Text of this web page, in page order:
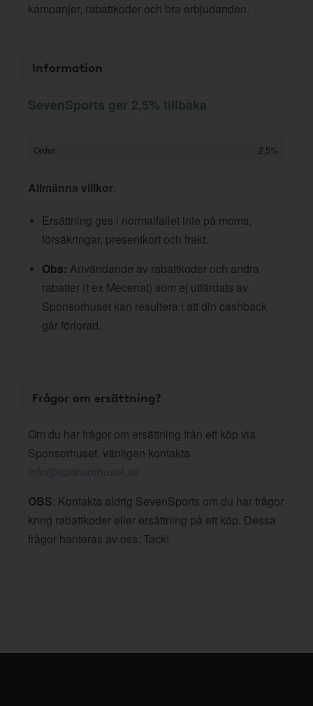
kampanjer, rabattkoder och bra erbjudanden.
Information
SevenSports ger 2,5% tillbaka
Order 2,5%
Allmänna villkor:
Ersättning ges i normalfallet inte på moms,
försäkringar, presentkort och frakt.
Obs: Användande av rabattkoder och andra
rabatter (t ex Mecenat) som ej utfärdats av
Sponsorhuset kan resultera i att din cashback
går förlorad.
Frågor om ersättning?
Om du har frågor om ersättning från ett köp via
Sponsorhuset, vänligen kontakta
info@sponsorhuset.se
OBS: Kontakta aldrig SevenSports om du har frågor
kring rabattkoder eller ersättning på ett köp. Dessa
frågor hanteras av oss. Tack!